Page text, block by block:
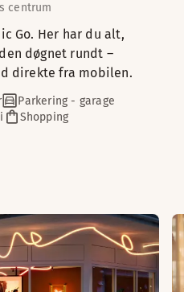
centrum
Go. Her har du alt,
døgnet rundt –
direkte fra mobilen.
Parkering - garage
Shopping